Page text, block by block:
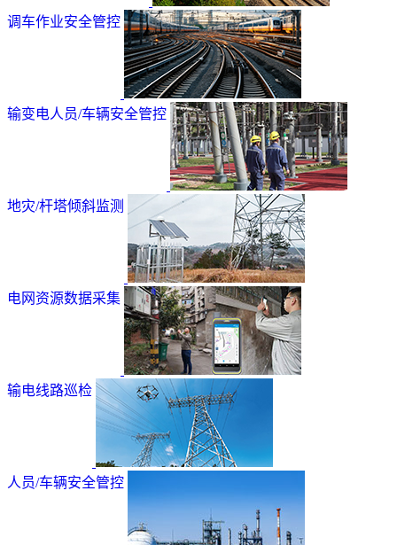
调车作业安全管控
输变电人员/车辆安全管控
地灾/杆塔倾斜监测
电网资源数据采集
输电线路巡检
人员/车辆安全管控